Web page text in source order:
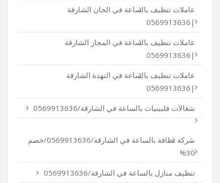
عاملات تنظيف بالساعة في الخان الشارقة
|0569913636
عاملات تنظيف بالساعة في المجاز الشارقة
|0569913636
عاملات تنظيف بالساعة في النهدة الشارقة
|0569913636
شغالات فلبينيات بالساعة في الشارقة/0569913636
شركة نظافة بالساعة في الشارقة/0569913636/خصم
30%
تنظيف منازل بالساعة في الشارقة/0569913636